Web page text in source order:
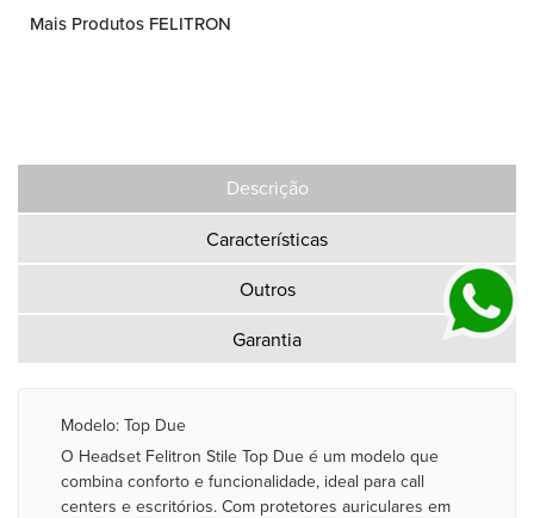
Mais Produtos FELITRON
Descrição
Características
Outros
Garantia
Modelo: Top Due
O Headset Felitron Stile Top Due é um modelo que
combina conforto e funcionalidade, ideal para call
centers e escritórios. Com protetores auriculares em